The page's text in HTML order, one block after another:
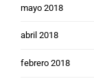
mayo 2018
abril 2018
febrero 2018